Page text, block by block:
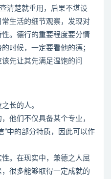
清楚就重用，后果不堪设
生活的细节观察，发现对
。德行的重要程度要分情
时候，一定要看他的德；
先让其先满足温饱的问
长的人。
他们不仅具备某个专业，
”中的部分特质，因此可以作
。在现实中，兼德之人屈
很多能够取得一定成就的